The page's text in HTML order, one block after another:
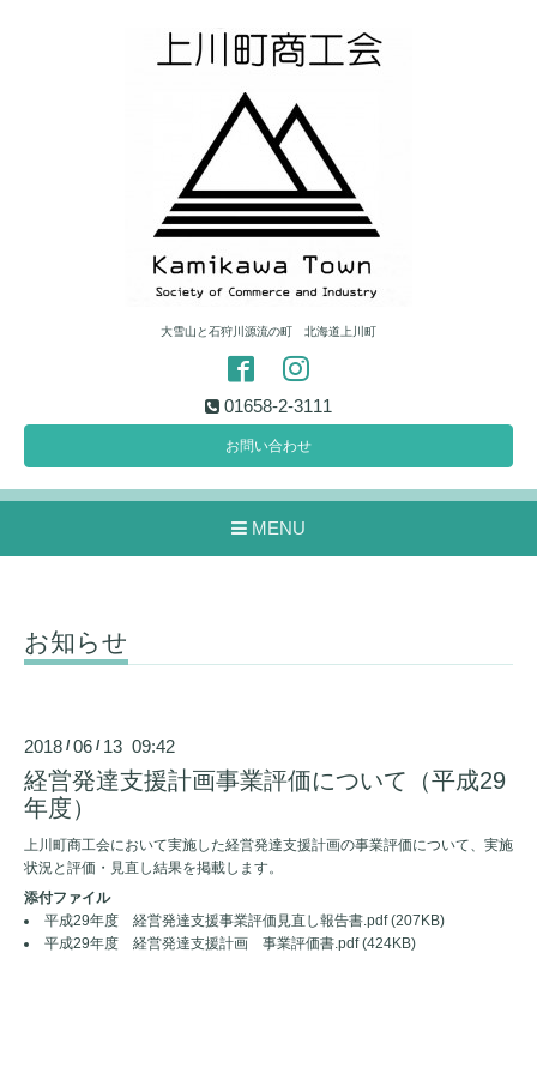
大雪山と石狩川源流の町 北海道上川町
01658-2-3111
お問い合わせ
MENU
お知らせ
2018 /06 / 13 09:42
経営発達支援計画事業評価について（平成29
年度）
上川町商工会において実施した経営発達支援計画の事業評価について、実施
状況と評価・見直し結果を掲載します。
添付ファイル
平成29年度 経営発達支援事業評価見直し報告書.pdf(207KB)
平成29年度 経営発達支援計画 事業評価書.pdf(424KB)